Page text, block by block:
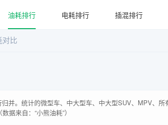
油耗排行 电耗排行 插混排行
对比
并。统计的微型车、中大型车、中大型SUV、MPV、
据来自：“小熊油耗”）